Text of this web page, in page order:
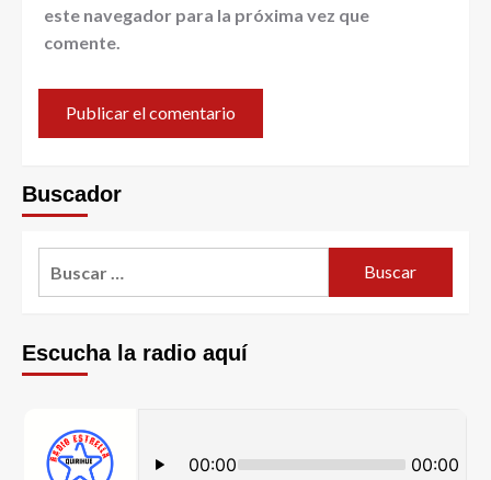
este navegador para la próxima vez que
comente.
Buscador
Escucha la radio aquí